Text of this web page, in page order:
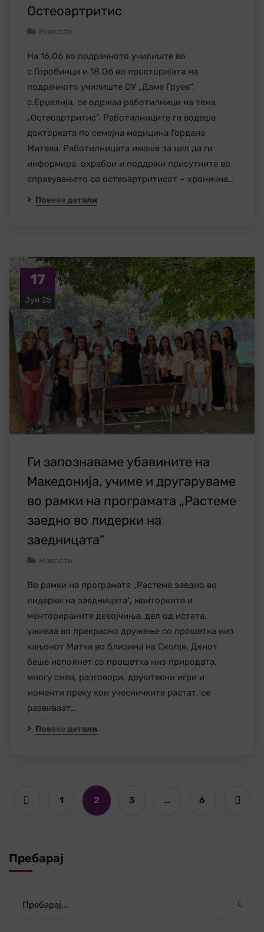
Остеоартритис
Новости
На 16.06 во подрачното училиште во
с.Горобинци и 18.06 во просторијата на
подрачното училиште ОУ „Даме Груев“,
с.Ерџелија, се одржаа работилници на тема
„Остеоартритис“. Работилниците ги водеше
докторката по семејна медицина Гордана
Митева. Работилницата имаше за цел да ги
информира, охрабри и поддржи присутните во
справувањето со остеоартритисот – хронична…
Повеќе детали
17
Јун 25
Ги запознаваме убавините на
Македонија, учиме и другаруваме
во рамки на програмата „Растеме
заедно во лидерки на
заедницата“
Новости
Во рамки на програмата „Растеме заедно во
лидерки на заедницата“, менторките и
менторираните девојчиња, дел од истата,
уживаа во прекрасно дружење со прошетка низ
кањонот Матка во близина на Скопје. Денот
беше исполнет со прошетка низ природата,
многу смеа, разговори, друштвени игри и
моменти преку кои учесничките растат, се
развиваат…
Повеќе детали
1 2 3 … 6
Пребарај